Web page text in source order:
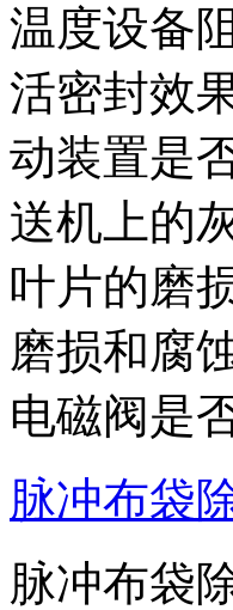
温度设备
活密封效
动装置是
送机上的
叶片的磨
磨损和腐
电磁阀是
脉冲布袋
脉冲布袋